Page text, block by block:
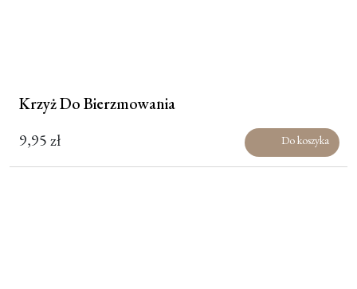
Krzyż Do Bierzmowania
9,95zł Do koszyka